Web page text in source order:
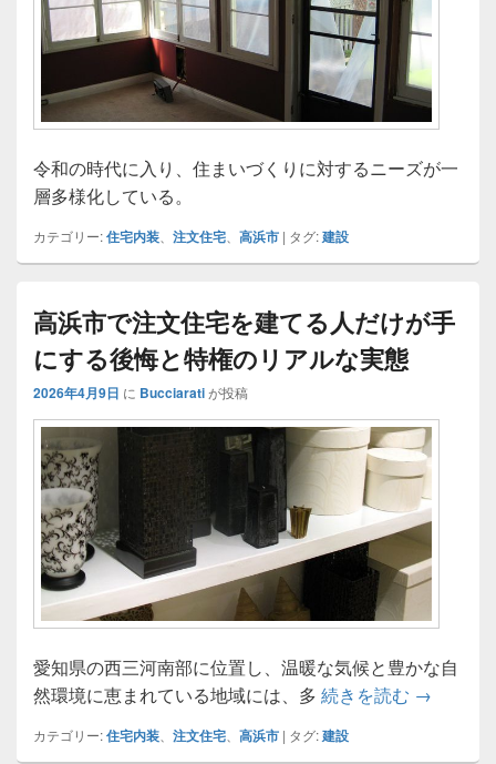
令和の時代に入り、住まいづくりに対するニーズが一
層多様化している。
カテゴリー:住宅内装 注文住宅 高浜市 | タグ:建設
高浜市で注文住宅を建てる人だけが手
にする後悔と特権のリアルな実態
2026年4月9日 に Bucciaratiが投稿
愛知県の西三河南部に位置し、温暖な気候と豊かな自
然環境に恵まれている地域には、多 続きを読む 高浜市で
→
カテゴリー:住宅内装、 注文住宅、 高浜市 | タグ:建設